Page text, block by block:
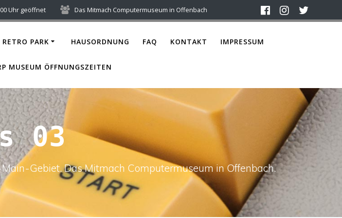
Uhr geöffnet Das Mitmach Computermuseum in Offenbach
PARK HAUSORDNUNG FAQ KONTAKT IMPRESSUM
MUSEUM ÖFFNUNGSZEITEN
03
Gebiet. Das Mitmach Computermuseum in Offenbach.